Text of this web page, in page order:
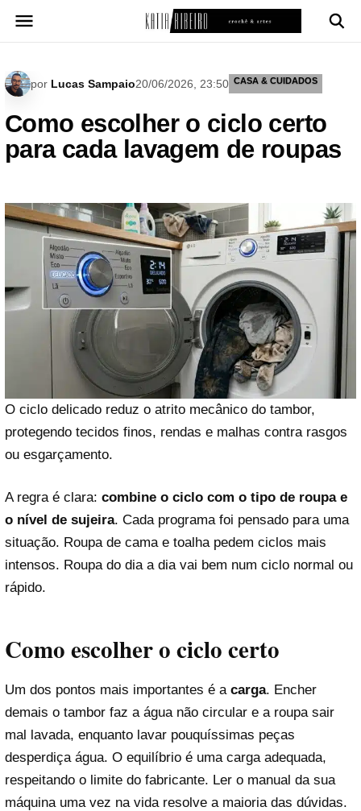
para
por Lucas Sampaio20/06/2026, 23:50 CASA & CUIDADOS
Como escolher o ciclo certo
para cada lavagem de roupas
O ciclo delicado reduz o atrito mecânico do tambor,
protegendo tecidos finos, rendas e malhas contra rasgos
ou esgarçamento.
A regra é clara: combine o ciclo com o tipo de roupa e
o nível de sujeira. Cada programa foi pensado para uma
situação. Roupa de cama e toalha pedem ciclos mais
intensos. Roupa do dia a dia vai bem num ciclo normal ou
rápido.
Como escolher o ciclo certo
Um dos pontos mais importantes é a carga. Encher
demais o tambor faz a água não circular e a roupa sair
mal lavada, enquanto lavar pouquíssimas peças
desperdiça água. O equilíbrio é uma carga adequada,
respeitando o limite do fabricante. Ler o manual da sua
máquina uma vez na vida resolve a maioria das dúvidas.